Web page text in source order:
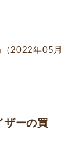
2022年05月
ザーの買